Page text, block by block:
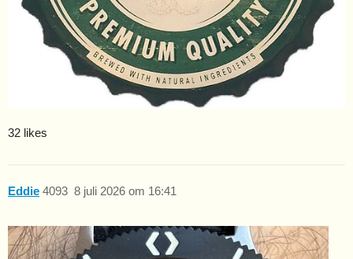
32 likes
Eddie 8 juli 2026 om 16:41
4093